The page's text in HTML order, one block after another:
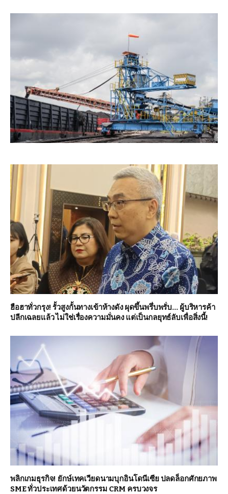
ฮือฮาทั่วกรุง! รั้วสูงกั้นทางเข้าห้างดัง ผุดขึ้นพรึ่บพรั่บ… ผู้บริหารค้า
ปลีกเฉลยแล้ว ไม่ใช่เรื่องความมั่นคง แต่เป็นกลยุทธ์ลับเพื่อสิ่งนี้!
พลิกเกมธุรกิจ! ยักษ์เทคเวียดนามบุกอินโดนีเซีย ปลดล็อกศักยภาพ
SME ทั่วประเทศด้วยนวัตกรรม CRM ครบวงจร